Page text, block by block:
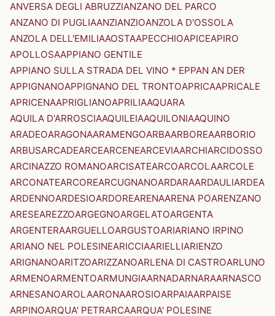
ANVERSA DEGLI ABRUZZIANZANO DEL PARCO
ANZANO DI PUGLIAANZIANZIOANZOLA D'OSSOLA
ANZOLA DELL'EMILIAAOSTAAPECCHIOAPICEAPIRO
APOLLOSAAPPIANO GENTILE
APPIANO SULLA STRADA DEL VINO * EPPAN AN DER
APPIGNANOAPPIGNANO DEL TRONTOAPRICAAPRICALE
APRICENAAPRIGLIANOAPRILIAAQUARA
AQUILA D'ARROSCIAAQUILEIAAQUILONIAAQUINO
ARADEOARAGONAARAMENGOARBAARBOREAARBORIO
ARBUSARCADEARCEARCENEARCEVIAARCHIARCIDOSSO
ARCINAZZO ROMANOARCISATEARCOARCOLAARCOLE
ARCONATEARCOREARCUGNANOARDARAARDAULIARDEA
ARDENNOARDESIOARDOREARENAARENA POARENZANO
ARESEAREZZOARGEGNOARGELATOARGENTA
ARGENTERAARGUELLOARGUSTOARIARIANO IRPINO
ARIANO NEL POLESINEARICCIAARIELLIARIENZO
ARIGNANOARITZOARIZZANOARLENA DI CASTROARLUNO
ARMENOARMENTOARMUNGIAARNADARNARAARNASCO
ARNESANOAROLAARONAAROSIOARPAIAARPAISE
ARPINOARQUA' PETRARCAARQUA' POLESINE